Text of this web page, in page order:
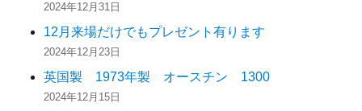
2024年12月31日
12月来場だけでもプレゼント有ります
2024年12月23日
英国製 1973年製 オースチン 1300
2024年12月15日